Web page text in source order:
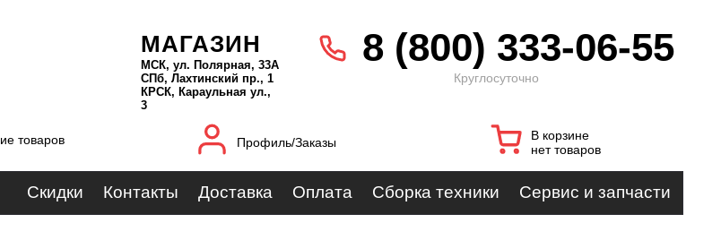
МАГАЗИН
МСК, ул. Полярная, 33А
СПб, Лахтинский пр., 1
КРСК, Караульная ул.,
3
8 (800) 333-06-55
Круглосуточно
товаров Профиль/Заказы
В корзине
нет товаров
Скидки Контакты Доставка Оплата Сборка техники Сервис и запчасти